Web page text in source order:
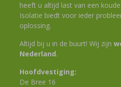
heeft u altijd last van een
Isolatie biedt voor ieder
oplossing.
Altijd bij u in de buurt! Wij zijn
Nederland.
Hoofdvestiging:
De Bree 16